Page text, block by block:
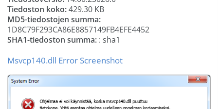
Tiedoston koko:429.30 KB
MD5-tiedostojen summa:
1D8C79F293CA86E8857149FB4EFE4452
SHA1-tiedoston summa: : sha1
Msvcp140.dll Error Screenshot